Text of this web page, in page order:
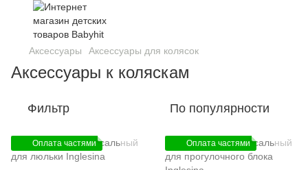
Аксессуары Аксессуары для колясок
Аксессуары к коляскам
Фильтр По популярности
Оплата частями Оплата частями